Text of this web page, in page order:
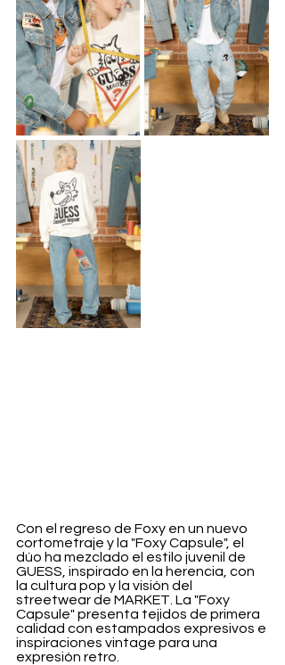
Con el regreso de Foxy en un nuevo
cortometraje y la "Foxy Capsule", el
dúo ha mezclado el estilo juvenil de
GUESS, inspirado en la herencia, con
la cultura pop y la visión del
streetwear de MARKET. La "Foxy
Capsule" presenta tejidos de primera
calidad con estampados expresivos e
inspiraciones vintage para una
expresión retro.